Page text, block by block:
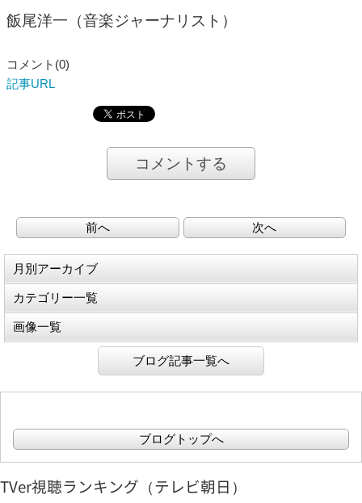
飯尾洋一（音楽ジャーナリスト）
コメント(0)
記事URL
コメントする
前へ 次へ
月別アーカイブ
カテゴリー一覧
画像一覧
ブログ記事一覧へ
ブログトップへ
TVer視聴ランキング（テレビ朝日）